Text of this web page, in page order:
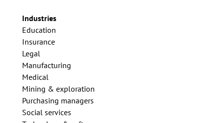
Industries
Education
Insurance
Legal
Manufacturing
Medical
Mining & exploration
Purchasing managers
Social services